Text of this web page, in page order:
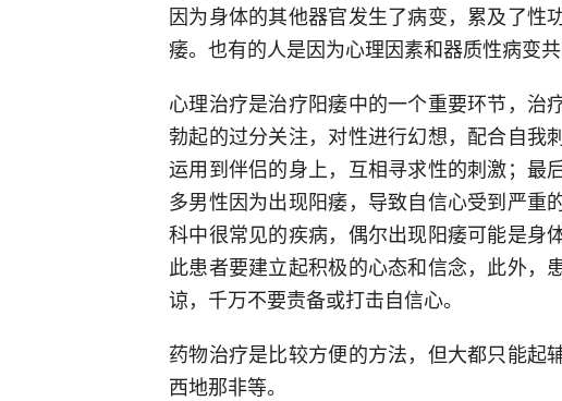
因为身体的其他器官发生了病变，累及了性
痿。也有的人是因为心理因素和器质性病变
心理治疗是治疗阳痿中的一个重要环节，治
勃起的过分关注，对性进行幻想，配合自我
运用到伴侣的身上，互相寻求性的刺激；最
多男性因为出现阳痿，导致自信心受到严重
科中很常见的疾病，偶尔出现阳痿可能是身
此患者要建立起积极的心态和信念，此外，
谅，千万不要责备或打击自信心。
药物治疗是比较方便的方法，但大都只能起
西地那非等。